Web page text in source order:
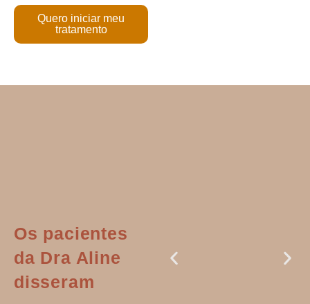
Quero iniciar meu
tratamento
Os pacientes
da Dra Aline
disseram